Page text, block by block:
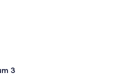
3